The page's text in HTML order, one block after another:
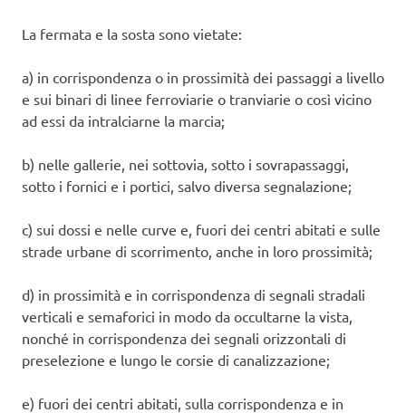
La fermata e la sosta sono vietate:
a) in corrispondenza o in prossimità dei passaggi a livello
e sui binari di linee ferroviarie o tranviarie o così vicino
ad essi da intralciarne la marcia;
b) nelle gallerie, nei sottovia, sotto i sovrapassaggi,
sotto i fornici e i portici, salvo diversa segnalazione;
c) sui dossi e nelle curve e, fuori dei centri abitati e sulle
strade urbane di scorrimento, anche in loro prossimità;
d) in prossimità e in corrispondenza di segnali stradali
verticali e semaforici in modo da occultarne la vista,
nonché in corrispondenza dei segnali orizzontali di
preselezione e lungo le corsie di canalizzazione;
e) fuori dei centri abitati, sulla corrispondenza e in